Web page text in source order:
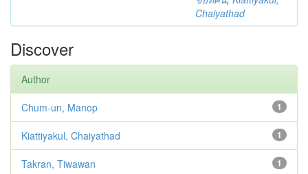
Chaiyathad
Discover
Author
1
Chum-un, Manop
1
Kiattiyakul, Chaiyathad
1
Takran, Tiwawan